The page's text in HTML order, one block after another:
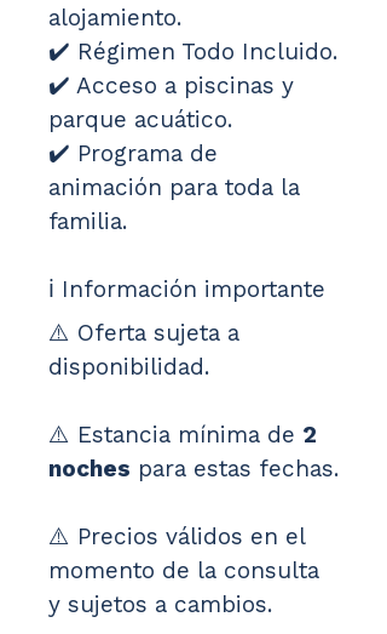
alojamiento.
✔️ Régimen Todo Incluido.
✔️ Acceso a piscinas y
parque acuático.
✔️ Programa de
animación para toda la
familia.
ℹ️ Información importante
⚠️ Oferta sujeta a
disponibilidad.
⚠️ Estancia mínima de 2
noches para estas fechas.
⚠️ Precios válidos en el
momento de la consulta
y sujetos a cambios.